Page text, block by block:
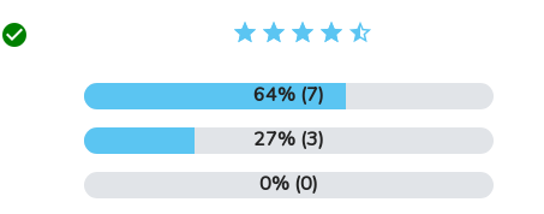

64% (7)
27% (3)
0% (0)